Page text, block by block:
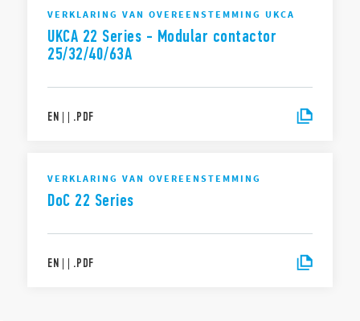
VERKLARING VAN OVEREENSTEMMING UKCA
UKCA 22 Series - Modular contactor
25/32/40/63A
EN | | .PDF
VERKLARING VAN OVEREENSTEMMING
DoC 22 Series
EN | | .PDF